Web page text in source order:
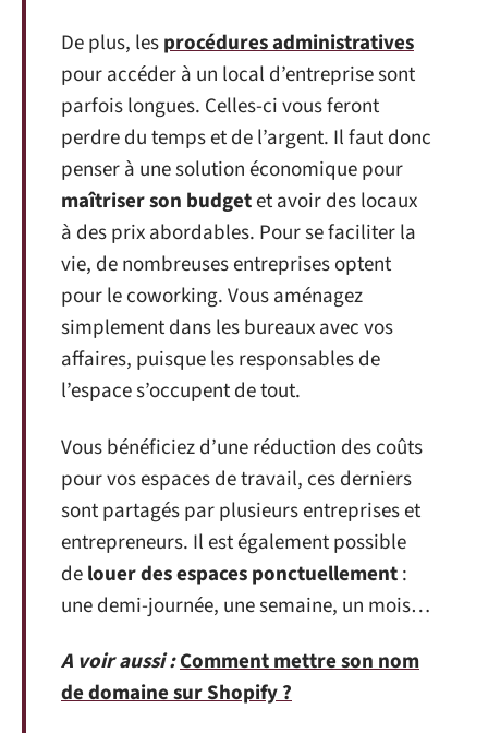
De plus, lesprocédures administratives
pour accéder à un local d’entreprise sont
parfois longues. Celles-ci vous feront
perdre du temps et de l’argent. Il faut donc
penser à une solution économique pour
maîtriser son budgetet avoir des locaux
à des prix abordables. Pour se faciliter la
vie, de nombreuses entreprises optent
pour le coworking. Vous aménagez
simplement dans les bureaux avec vos
affaires, puisque les responsables de
l’espace s’occupent de tout.
Vous bénéficiez d’une réduction des coûts
pour vos espaces de travail, ces derniers
sont partagés par plusieurs entreprises et
entrepreneurs. Il est également possible
delouer des espaces ponctuellement:
une demi-journée, une semaine, un mois…
A voir aussi :Comment mettre son nom
de domaine sur Shopify ?